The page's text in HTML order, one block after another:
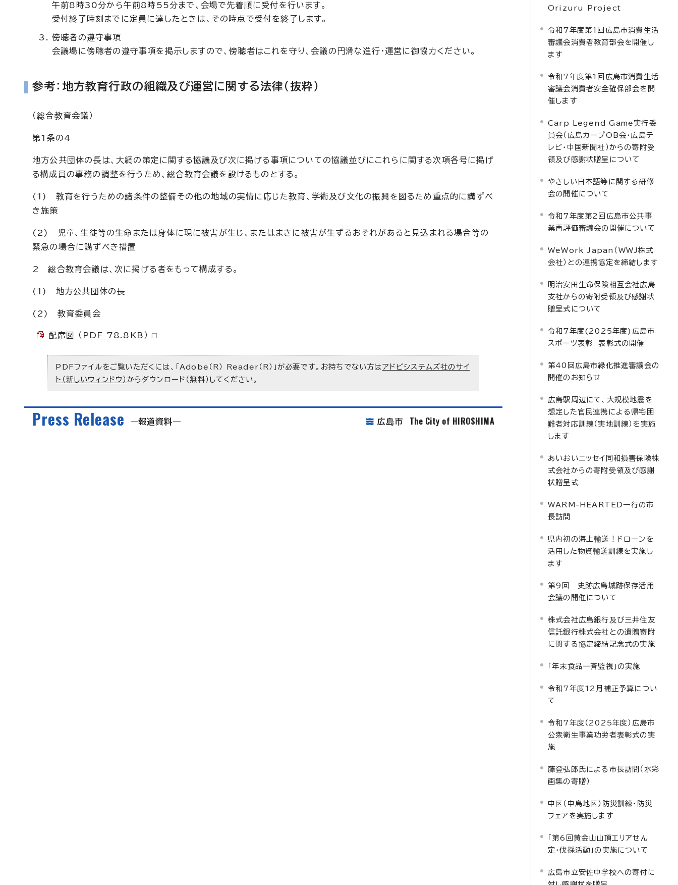
午前8時30分から午前8時55分まで、会場で先着順に受付を行います。
受付終了時刻までに定員に達したときは、その時点で受付を終了します。
傍聴者の遵守事項
会議場に傍聴者の遵守事項を掲示しますので、傍聴者はこれを守り、会議の円滑な進行・運営に御協力ください。
参考：地方教育行政の組織及び運営に関する法律(抜粋)
（総合教育会議）
第1条の4
地方公共団体の長は、大綱の策定に関する協議及び次に掲げる事項についての協議並びにこれらに関する次項各号に掲げ
る構成員の事務の調整を行うため、総合教育会議を設けるものとする。
(1) 教育を行うための諸条件の整備その他の地域の実情に応じた教育、学術及び文化の振興を図るため重点的に講ずべ
き施策
(2) 児童、生徒等の生命または身体に現に被害が生じ、またはまさに被害が生ずるおそれがあると見込まれる場合等の
緊急の場合に講ずべき措置
2 総合教育会議は、次に掲げる者をもって構成する。
(1) 地方公共団体の長
(2) 教育委員会
配席図 （PDF 78.8KB）
PDFファイルをご覧いただくには、「Adobe（R） Reader（R）」が必要です。お持ちでない方は アドビシステムズ社のサイ
ト（新しいウィンドウ） からダウンロード（無料）してください。
Press Release 報道資料 広島市 The City of HIROSHIMA
Orizuru Project
令和7年度第1回広島市消費生活
審議会消費者教育部会を開催し
ます
令和7年度第1回広島市消費生活
審議会消費者安全確保部会を開
催します
Carp Legend Game実行委
員会（広島カープOB会・広島テ
レビ・中国新聞社）からの寄附受
領及び感謝状贈呈について
やさしい日本語等に関する研修
会の開催について
令和7年度第2回広島市公共事
業再評価審議会の開催について
WeWork Japan（WWJ株式
会社）との連携協定を締結します
明治安田生命保険相互会社広島
支社からの寄附受領及び感謝状
贈呈式について
令和7年度(2025年度)広島市
スポーツ表彰 表彰式の開催
第40回広島市緑化推進審議会の
開催のお知らせ
広島駅周辺にて、大規模地震を
想定した官民連携による帰宅困
難者対応訓練（実地訓練）を実施
します
あいおいニッセイ同和損害保険株
式会社からの寄附受領及び感謝
状贈呈式
WARM-HEARTED一行の市
長訪問
県内初の海上輸送！ドローンを
活用した物資輸送訓練を実施し
ます
第9回 史跡広島城跡保存活用
会議の開催について
株式会社広島銀行及び三井住友
信託銀行株式会社との遺贈寄附
に関する協定締結記念式の実施
「年末食品一斉監視」の実施
令和7年度12月補正予算につい
て
令和7年度（2025年度）広島市
公衆衛生事業功労者表彰式の実
施
藤登弘郎氏による市長訪問（水彩
画集の寄贈）
中区（中島地区）防災訓練・防災
フェアを実施します
「第6回黄金山山頂エリアせん
定・伐採活動」の実施について
広島市立安佐中学校への寄付に